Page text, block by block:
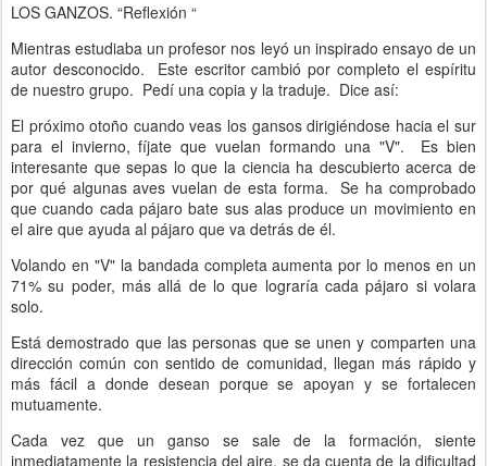
LOS GANZOS. “Reflexión “
Mientras estudiaba un profesor nos leyó un inspirado ensayo de un
autor desconocido. Este escritor cambió por completo el espíritu
de nuestro grupo. Pedí una copia y la traduje. Dice así:
El próximo otoño cuando veas los gansos dirigiéndose hacia el sur
para el invierno, fíjate que vuelan formando una "V". Es bien
interesante que sepas lo que la ciencia ha descubierto acerca de
por qué algunas aves vuelan de esta forma. Se ha comprobado
que cuando cada pájaro bate sus alas produce un movimiento en
el aire que ayuda al pájaro que va detrás de él.
Volando en "V" la bandada completa aumenta por lo menos en un
71% su poder, más allá de lo que lograría cada pájaro si volara
solo.
Está demostrado que las personas que se unen y comparten una
dirección común con sentido de comunidad, llegan más rápido y
más fácil a donde desean porque se apoyan y se fortalecen
mutuamente.
Cada vez que un ganso se sale de la formación, siente
inmediatamente la resistencia del aire, se da cuenta de la dificultad